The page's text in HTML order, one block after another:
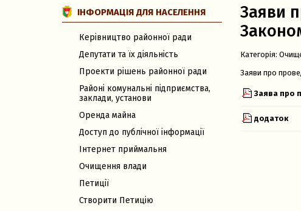
Заяви
Категорія:
Заяви про
Заява про
додаток
ІНФОРМАЦІЯ ДЛЯ НАСЕЛЕННЯ
Керівництво районної ради
Депутати та їх діяльність
Проекти рішень районної ради
Районі комунальні підприємства,
заклади, установи
Оренда майна
Доступ до публічної інформації
Інтернет приймальня
Очищення влади
Петиції
Створити Петицію